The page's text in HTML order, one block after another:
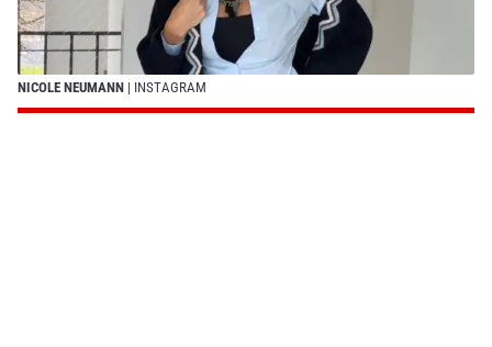
NICOLE NEUMANN | INSTAGRAM